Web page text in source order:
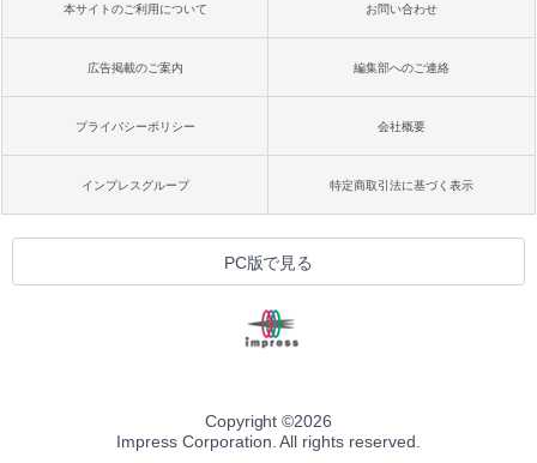
本サイトのご利用について お問い合わせ
広告掲載のご案内 編集部へのご連絡
プライバシーポリシー 会社概要
インプレスグループ 特定商取引法に基づく表示
PC版で見る
Copyright ©2026
Impress Corporation. All rights reserved.